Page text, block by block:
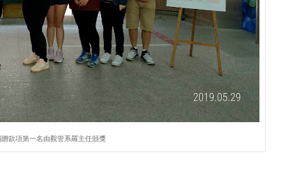
款項第一名由觀管系羅主任頒獎